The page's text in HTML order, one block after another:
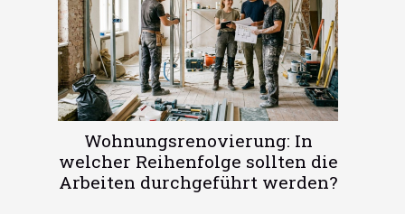
Wohnungsrenovierung: In
welcher Reihenfolge sollten die
Arbeiten durchgeführt werden?